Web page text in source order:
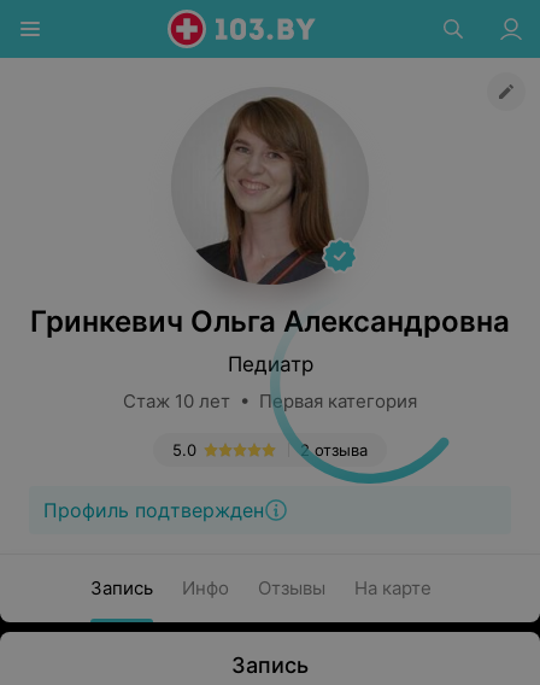
Гринкевич Ольга Александровна
Педиатр
Стаж 10 лет • Первая категория
2 отзыва
5.0
Профиль подтвержден
Запись Инфо Отзывы На карте
Запись